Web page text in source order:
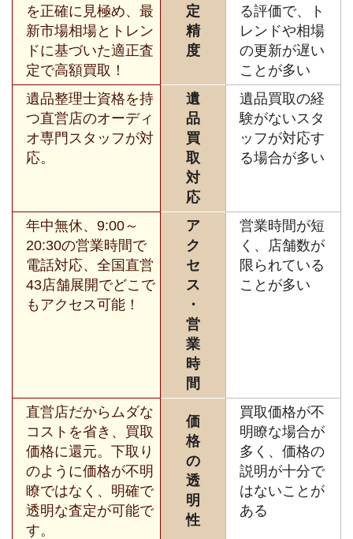
を正確に見極め、最
新市場相場とトレン
ドに基づいた適正査
定で高額買取！
定
精
度
る評価で、ト
レンドや相場
の更新が遅い
ことが多い
遺品整理士資格を持
つ直営店のオーディ
オ専門スタッフが対
応。
遺
品
買
取
対
応
遺品買取の経
験がないスタ
ッフが対応す
る場合が多い
年中無休、9:00～
20:30の営業時間で
電話対応、全国直営
43店舗展開でどこで
もアクセス可能！
ア
ク
セ
ス
・
営
業
時
間
営業時間が短
く、店舗数が
限られている
ことが多い
直営店だからムダな
コストを省き、買取
価格に還元。下取り
のように価格が不明
瞭ではなく、明確で
透明な査定が可能で
す。
価
格
の
透
明
性
買取価格が不
明瞭な場合が
多く、価格の
説明が十分で
はないことが
ある